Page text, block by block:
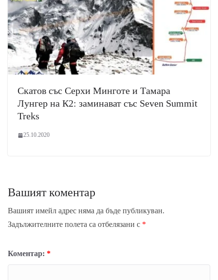
Скатов със Серхи Минготе и Тамара
Лунгер на К2: заминават със Seven Summit
Treks
25.10.2020
Вашият коментар
Вашият имейл адрес няма да бъде публикуван.
Задължителните полета са отбелязани с *
Коментар: *